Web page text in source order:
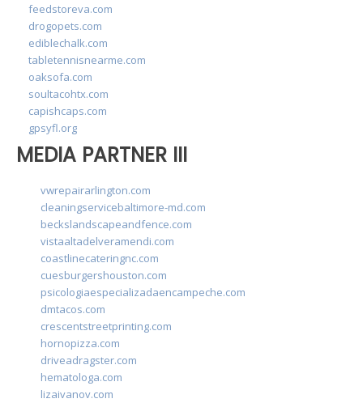
feedstoreva.com
drogopets.com
ediblechalk.com
tabletennisnearme.com
oaksofa.com
soultacohtx.com
capishcaps.com
gpsyfl.org
MEDIA PARTNER III
vwrepairarlington.com
cleaningservicebaltimore-md.com
beckslandscapeandfence.com
vistaaltadelveramendi.com
coastlinecateringnc.com
cuesburgershouston.com
psicologiaespecializadaencampeche.com
dmtacos.com
crescentstreetprinting.com
hornopizza.com
driveadragster.com
hematologa.com
lizaivanov.com